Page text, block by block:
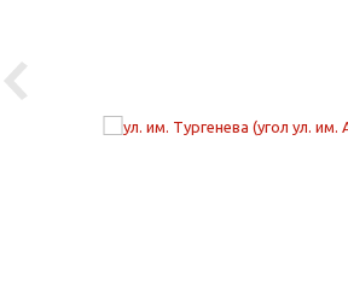
Previous